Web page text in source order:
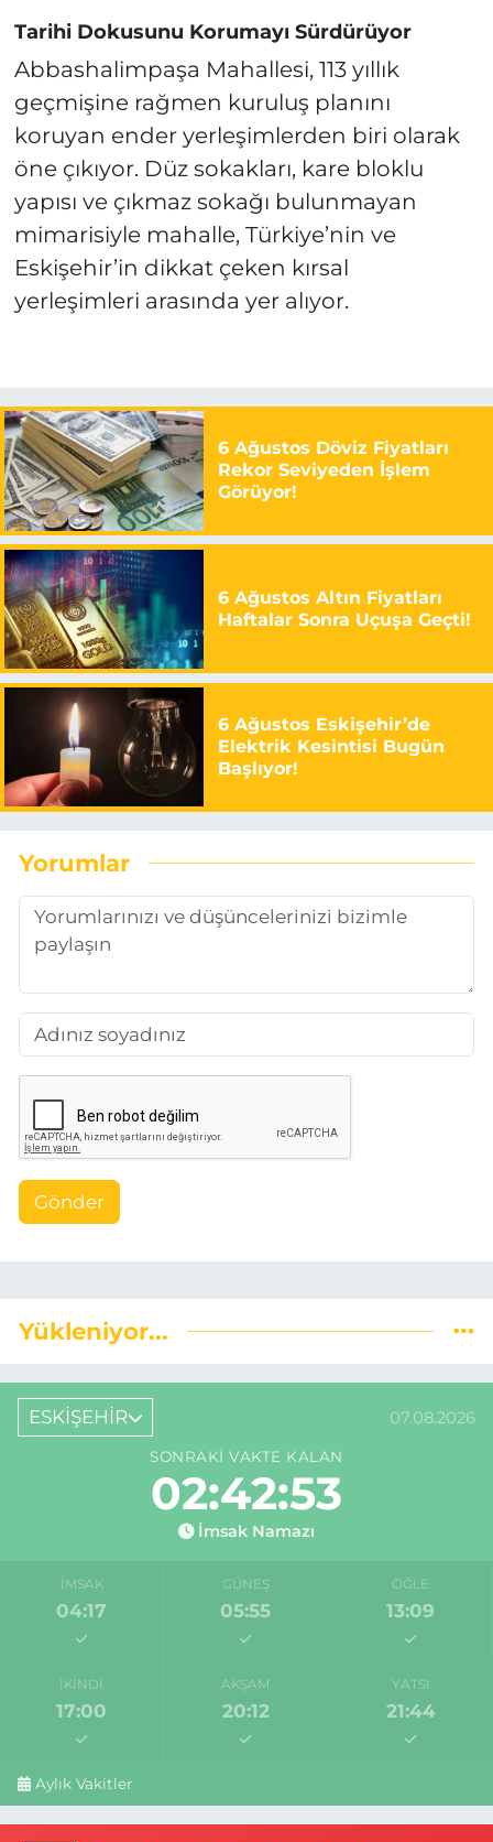
Tarihi Dokusunu Korumayı Sürdürüyor
Abbashalimpaşa Mahallesi, 113 yıllık
geçmişine rağmen kuruluş planını
koruyan ender yerleşimlerden biri olarak
öne çıkıyor. Düz sokakları, kare bloklu
yapısı ve çıkmaz sokağı bulunmayan
mimarisiyle mahalle, Türkiye’nin ve
Eskişehir’in dikkat çeken kırsal
yerleşimleri arasında yer alıyor.
6 Ağustos Döviz Fiyatları
Rekor Seviyeden İşlem
Görüyor!
6 Ağustos Altın Fiyatları
Haftalar Sonra Uçuşa Geçti!
6 Ağustos Eskişehir’de
Elektrik Kesintisi Bugün
Başlıyor!
Yorumlar
Gönder
Yükleniyor...
ESKİŞEHİR 07.08.2026
SONRAKI VAKTE KALAN
02:42:53
İmsak Namazı
İMSAK
04:17
GÜNEŞ
05:55
ÖĞLE
13:09
İKINDI
17:00
AKŞAM
20:12
YATSI
21:44
Aylık Vakitler